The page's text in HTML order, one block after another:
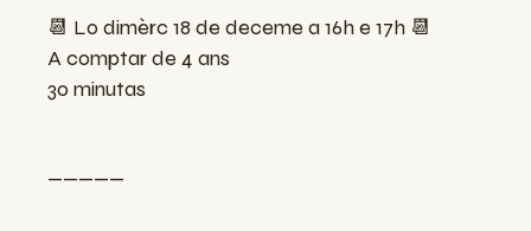
📆 Lo dimèrc 18 de deceme a 16h e 17h 📆
A comptar de 4 ans
30 minutas